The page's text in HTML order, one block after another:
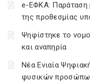
e-ΕΦΚΑ: Παράταση
της προθεσμίας
Ψηφίστηκε το
και αναπηρία
Νέα Ενιαία
φυσικών